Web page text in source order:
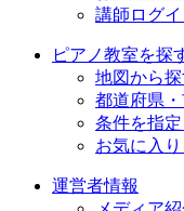
講師ログイ
ピアノ教室を探
地図から探
都道府県
条件を指
お気に入
運営者情報